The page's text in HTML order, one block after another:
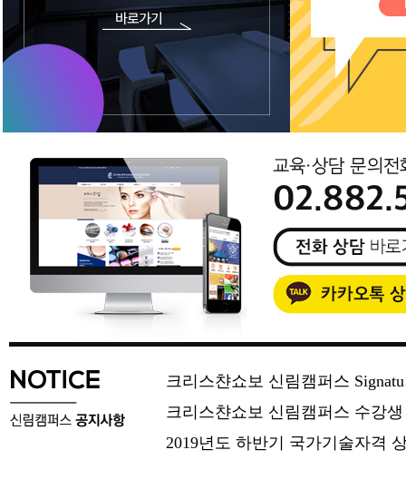
크리스챤쇼보 신림캠퍼스
크리스챤쇼보 신림캠퍼스 수강
2019년도 하반기 국가기술자격